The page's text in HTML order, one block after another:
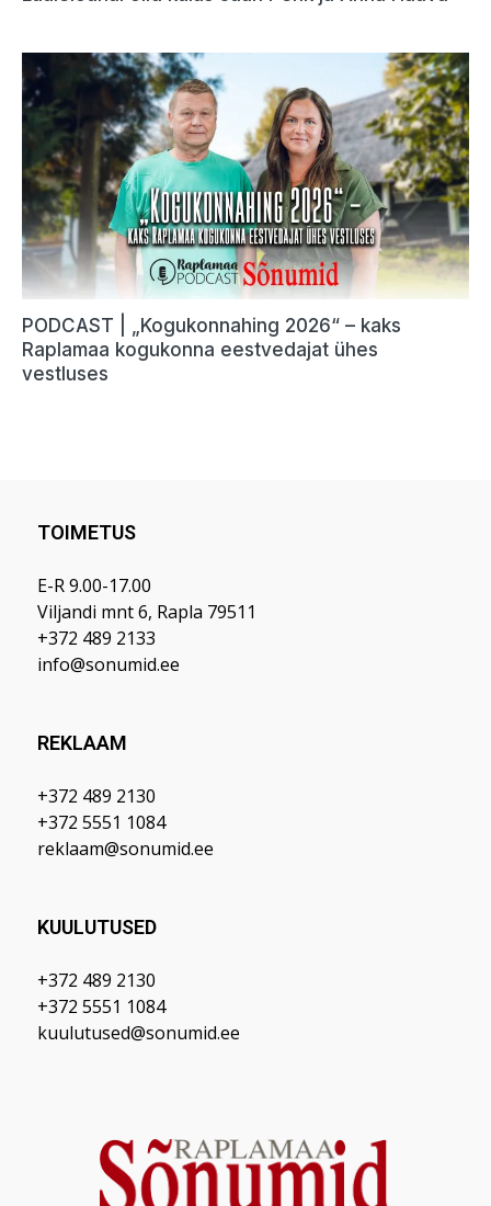
TOIMETUS
E-R 9.00-17.00
Viljandi mnt 6, Rapla 79511
+372 489 2133
info@sonumid.ee
REKLAAM
+372 489 2130
+372 5551 1084
reklaam@sonumid.ee
KUULUTUSED
+372 489 2130
+372 5551 1084
kuulutused@sonumid.ee